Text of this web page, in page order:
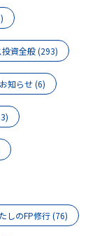
資全般(293)
知らせ(6)
しのFP修行(76)